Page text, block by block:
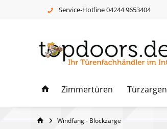
Service-Hotline 04244 9653404
Zimmertüren Türzargen
Windfang - Blockzarge